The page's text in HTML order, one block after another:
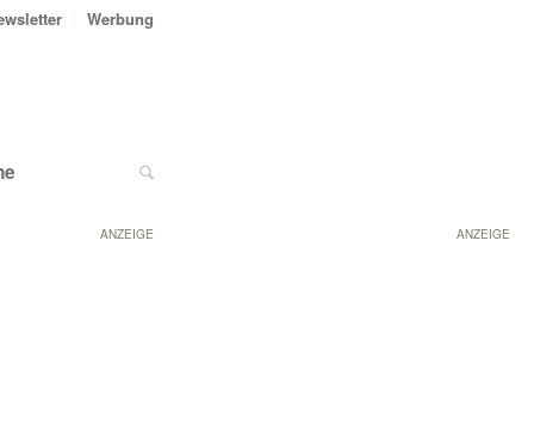
ANZEIGE
Werbung
ANZEIGE